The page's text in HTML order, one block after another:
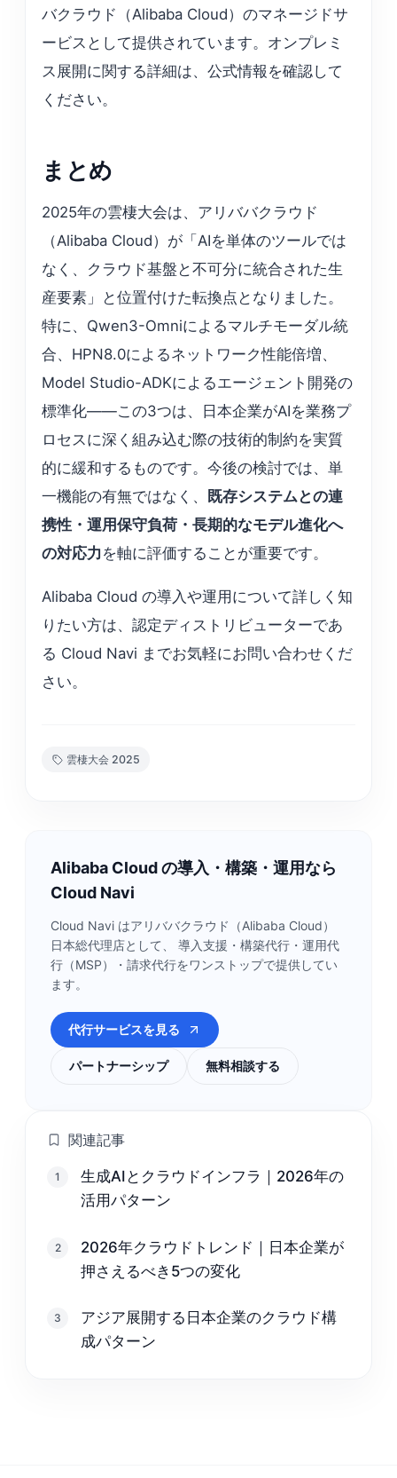
バクラウド（Alibaba Cloud）のマネージドサ
ービスとして提供されています。オンプレミ
ス展開に関する詳細は、公式情報を確認して
ください。
まとめ
2025年の雲棲大会は、アリババクラウド
（Alibaba Cloud）が「AIを単体のツールでは
なく、クラウド基盤と不可分に統合された生
産要素」と位置付けた転換点となりました。
特に、Qwen3-Omniによるマルチモーダル統
合、HPN8.0によるネットワーク性能倍増、
Model Studio-ADKによるエージェント開発の
標準化——この3つは、日本企業がAIを業務プ
ロセスに深く組み込む際の技術的制約を実質
的に緩和するものです。今後の検討では、単
一機能の有無ではなく、
既存システムとの連
携性・運用保守負荷・長期的なモデル進化へ
の対応力 を軸に評価することが重要です。
Alibaba Cloud の導入や運用について詳しく知
りたい方は、認定ディストリビューターであ
る Cloud Navi までお気軽にお問い合わせくだ
さい。
雲棲大会 2025
Alibaba Cloud の導入・構築・運用なら
Cloud Navi
Cloud Navi はアリババクラウド（Alibaba Cloud）
日本総代理店として、 導入支援・構築代行・運用代
行（MSP）・請求代行をワンストップで提供してい
ます。
代行サービスを見る
パートナーシップ 無料相談する
関連記事
1
生成AIとクラウドインフラ｜2026年の
活用パターン
2
2026年クラウドトレンド｜日本企業が
押さえるべき5つの変化
3
アジア展開する日本企業のクラウド構
成パターン